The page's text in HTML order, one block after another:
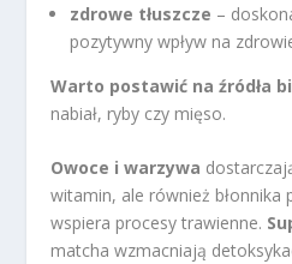
zdrowe tłuszcze –
pozytywny wpływ na
Warto postawić na źródła
nabiał, ryby czy mięso.
Owoce i warzywa
witamin, ale również
wspiera procesy trawienne.
matcha wzmacniają